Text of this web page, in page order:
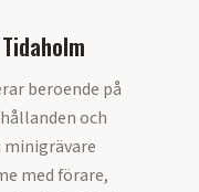
Tidaholm
beroende på
och
minigrävare
med förare,